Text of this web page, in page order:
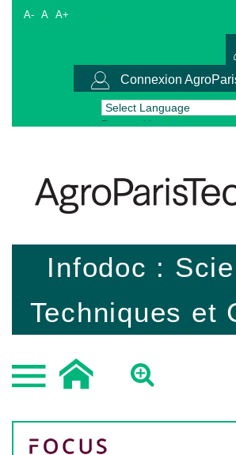
A- A A+
Connexion
Powered by
Infodoc :
Techniques et